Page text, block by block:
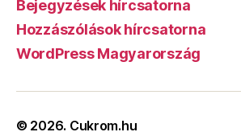
Bejegyzések hírcsatorna
Hozzászólások hírcsatorna
WordPress Magyarország
© 2026. Cukrom.hu